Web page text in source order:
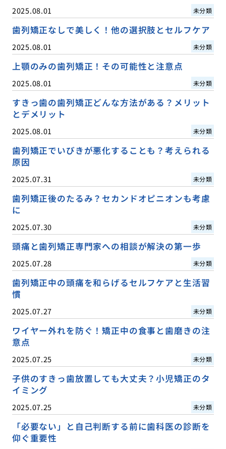
2025.08.01 未分類
歯列矯正なしで美しく！他の選択肢とセルフケア
2025.08.01 未分類
上顎のみの歯列矯正！その可能性と注意点
2025.08.01 未分類
すきっ歯の歯列矯正どんな方法がある？メリット
とデメリット
2025.08.01 未分類
歯列矯正でいびきが悪化することも？考えられる
原因
2025.07.31 未分類
歯列矯正後のたるみ？セカンドオピニオンも考慮
に
2025.07.30 未分類
頭痛と歯列矯正専門家への相談が解決の第一歩
2025.07.28 未分類
歯列矯正中の頭痛を和らげるセルフケアと生活習
慣
2025.07.27 未分類
ワイヤー外れを防ぐ！矯正中の食事と歯磨きの注
意点
2025.07.25 未分類
子供のすきっ歯放置しても大丈夫？小児矯正のタ
イミング
2025.07.25 未分類
「必要ない」と自己判断する前に歯科医の診断を
仰ぐ重要性